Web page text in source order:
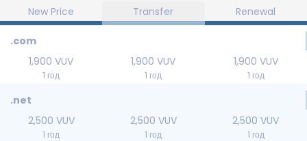
New Price
Transfer Renewal
.com
1,900 VUV
1 год
1,900 VUV
1 год
1,900 VUV
1 год
.net
2,500 VUV
1 год
2,500 VUV
1 год
2,500 VUV
1 год